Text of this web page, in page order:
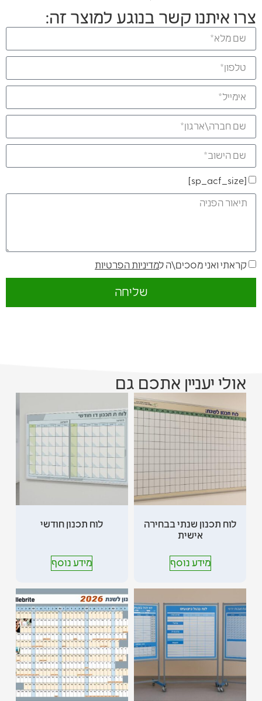
צרו איתנו קשר בנוגע למוצר זה:
[sp_acf_size]
קראתי ואני מסכים\ה למדיניות הפרטיות
שליחה
אולי יעניין אתכם גם
לוח תכנון שנתי בבחירה
אישית
מידע נוסף
לוח תכנון חודשי
מידע נוסף